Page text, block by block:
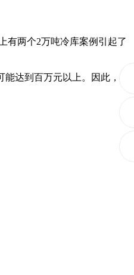
有两个2万吨冷库案例引起了
达到百万元以上。因此，要